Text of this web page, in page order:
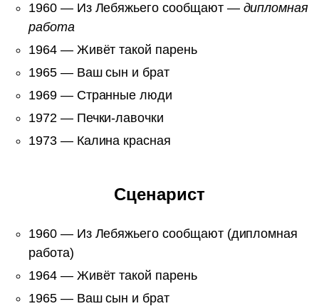
1960 — Из Лебяжьего сообщают — дипломная
работа
1964 — Живёт такой парень
1965 — Ваш сын и брат
1969 — Странные люди
1972 — Печки-лавочки
1973 — Калина красная
Сценарист
1960 — Из Лебяжьего сообщают (дипломная
работа)
1964 — Живёт такой парень
1965 — Ваш сын и брат